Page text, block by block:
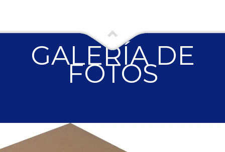
GALERÍA DE
FOTOS